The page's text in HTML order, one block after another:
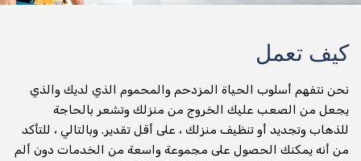
تسليم البقالة
صيدلية التسليم
تسليم المياه المعبأة في زجاجات
كيف تعمل
نحن نتفهم أسلوب الحياة المزدحم والمحموم الذي لديك والذي
يجعل من الصعب عليك الخروج من منزلك وتشعر بالحاجة
للذهاب وتجديد أو تنظيف منزلك ، على أقل تقدير. وبالتالي ، للتأكد
من أنه يمكنك الحصول على مجموعة واسعة من الخدمات دون ألم